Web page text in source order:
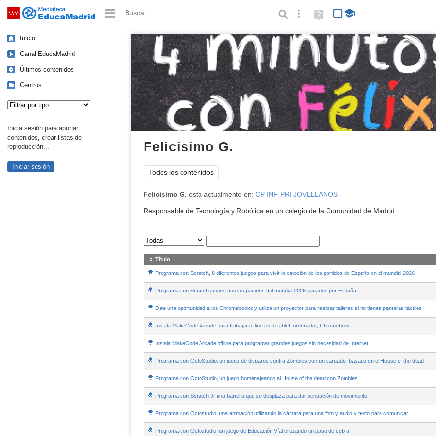
Saltar navegación Palabra o frase: Búsqueda avanzada
Ayuda
(en
nueva)
Inicio
Canal EducaMadrid
Últimos contenidos
Centros
Inicia sesión para aportar
contenidos, crear listas de
reproducción...
Iniciar sesión
Felicisimo G.
Todos los contenidos
Felicisimo G. está actualmente en: CP INF-PRI JOVELLANOS
Responsable de Tecnología y Robótica en un colegio de la Comunidad de Madrid.
Sus archivos
Título
Programa con Scratch, 8 diferentes juegos para vivir la emoción de los partidos de España en el mundial 2026
Programa con Scratch juegos con los partidos del mundial 2026 ganados por España
Dale una oportunidad a los Chromebooks y utiliza un proyector para realizar talleres si no tienes pantallas táctiles
Instala MakeCode Arcade para trabajar offline en tu tablet, ordenador, Chromebook
Instala MakeCode Arcade offline para programar grandes juegos sin necesidad de Internet
Programa con OctoStudio, un juego de disparos contra Zombies con un cargador basado en el House of the dead
Programa con OctoStudio, un juego homenajeando al House of the dead con Zombies
Programa con Scratch Jr una barrera que se desplaza para dar sensación de movimiento
Programa con Octostudio, una animación utilizando la cámara para una foto y audio y texto para comunicar.
Programa con Octostudio, un juego de Educación Víal cruzando un paso de cebra.